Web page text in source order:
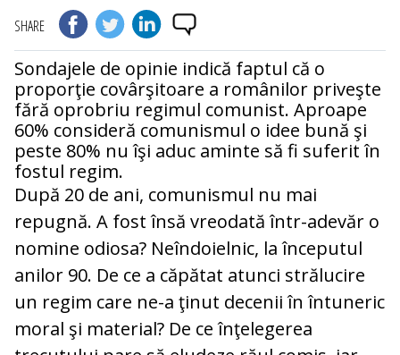
SHARE
Sondajele de opinie indică faptul că o
proporţie covârşitoare a românilor priveşte
fără oprobriu regimul comunist. Aproape
60% consideră comunismul o idee bună şi
peste 80% nu îşi aduc aminte să fi suferit în
fostul regim.
După 20 de ani, comunismul nu mai
repugnă. A fost însă vreodată într-adevăr o
nomine odiosa? Neîndoielnic, la începutul
anilor 90. De ce a căpătat atunci strălucire
un regim care ne-a ţinut decenii în întuneric
moral şi material? De ce înţelegerea